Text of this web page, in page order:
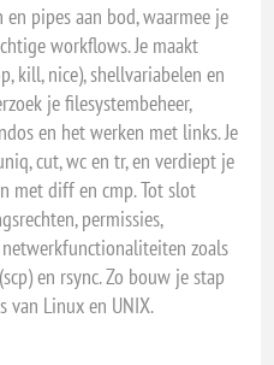
pipes aan bod, waarmee je
workflows. Je maakt
kill, nice), shellvariabelen en
je filesystembeheer,
en het werken met links. Je
cut, wc en tr, en verdiept je
met diff en cmp. Tot slot
permissies,
netwerkfunctionaliteiten zoals
en rsync. Zo bouw je stap
van Linux en UNIX.